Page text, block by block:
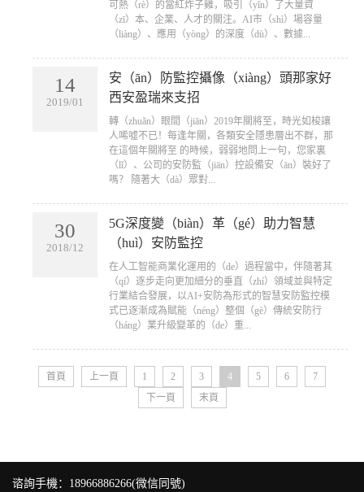
可熱（rè）的當紅炸子雞，吸引（yǐn）了大量資
（zī）本、企業、人才的關注。AI市（shì）場容量
（liàng）、應用（yòng）的深度（dù）、數據...
14
2019/01
安（ān）防監控攝像（xiàng）頭那家好
西安盈瑞來支招
​轉（zhuǎn）眼間（jiān）2019年關將至，時光如梭讓
人唏噓不已！每逢年關，各類安全隱患層出不群，那
在這個年關將至 的時候，弱弱地問上一句，您家裏
（lǐ）、公司的安防監（jiān）控設備安（ān）裝好了
嗎？ 隨著大（dà）眾對...
30
2018/12
5G深度變（biàn）革（gé）助力智慧
（huì）安防監控
​在人工智能商業化運用的（de）過程當中，伴隨著其
（qí）逐步走向更加細分的垂直（zhí）領域並與特定
行業結合發展，以AI+安防為形式的智慧安防監控模
式已逐漸成為賦能（néng）整個（gè）傳統安防行
（háng）業升級變革的（de）重...
首頁 上一頁 1 2 3 4 5 6
7
下一頁
末頁
谘詢手機：18966886266(微信同號)